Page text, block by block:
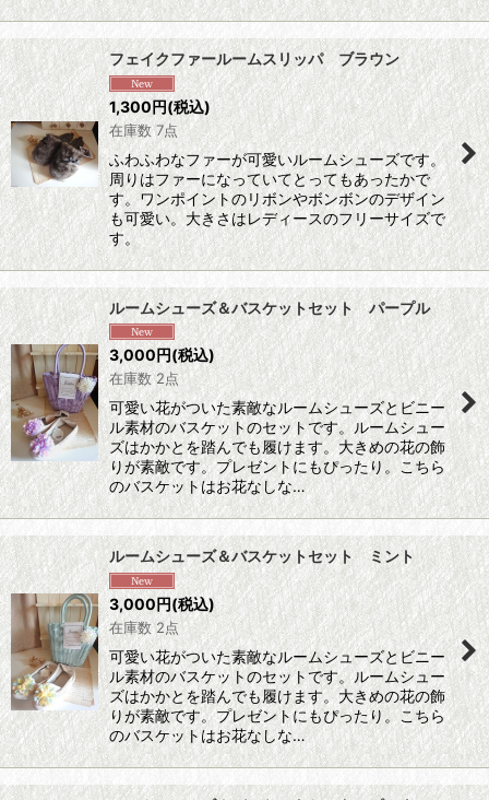
フェイクファールームスリッパ ブラウン
1,300円(税込)
在庫数 7点
ふわふわなファーが可愛いルームシューズです。
周りはファーになっていてとってもあったかで
す。ワンポイントのリボンやボンボンのデザイン
も可愛い。大きさはレディースのフリーサイズで
す。
ルームシューズ＆バスケットセット パープル
3,000 円(税込)
在庫数 2点
可愛い花がついた素敵なルームシューズとビニー
ル素材のバスケットのセットです。ルームシュー
ズはかかとを踏んでも履けます。大きめの花の飾
りが素敵です。プレゼントにもぴったり。こちら
のバスケットはお花なしな…
ルームシューズ＆バスケットセット ミント
3,000円(税込)
在庫数 2点
可愛い花がついた素敵なルームシューズとビニー
ル素材のバスケットのセットです。ルームシュー
ズはかかとを踏んでも履けます。大きめの花の飾
りが素敵です。プレゼントにもぴったり。こちら
のバスケットはお花なしな…